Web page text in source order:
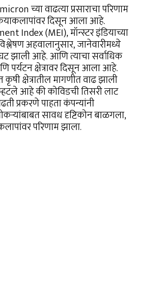
च्या वाढत्या प्रसाराचा परिणाम
दिसून आला आहे.
Index (MEI), मॉन्स्टर इंडियाच्या
अहवालानुसार, जानेवारीमध्ये
झाली आहे. आणि त्याचा सर्वाधिक
पर्यटन क्षेत्रावर दिसून आला आहे.
क्षेत्रातील मागणीत वाढ झाली
आहे की कोविडची तिसरी लाट
प्रकरणे पाहता कंपन्यांनी
सावध दृष्टिकोन बाळगला,
परिणाम झाला.